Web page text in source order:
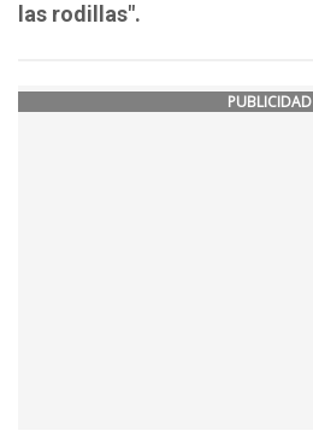
las rodillas".
PUBLICIDAD